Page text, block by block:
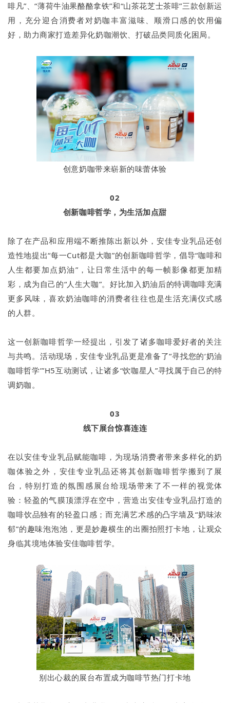
啡凡”、“薄荷牛油果酪酪拿铁”和“山茶花芝士茶啡”三款创新运
用，充分迎合消费者对奶咖丰富滋味、顺滑口感的饮用偏
好，助力商家打造差异化奶咖潮饮、打破品类同质化困局。
创意奶咖带来崭新的味蕾体验
02
创新咖啡哲学，为生活加点甜
除了在产品和应用端不断推陈出新以外，安佳专业乳品还创
造性地提出“每一Cut都是大咖”的创新咖啡哲学，倡导“咖啡和
人生都要加点奶油”，让日常生活中的每一帧影像都更加精
彩，成为自己的“人生大咖”。好比加入奶油后的特调咖啡充满
更多风味，喜欢奶油咖啡的消费者往往也是生活充满仪式感
的人群。
这一创新咖啡哲学一经提出，引发了诸多咖啡爱好者的关注
与共鸣。活动现场，安佳专业乳品更是准备了“寻找您的‘奶油
咖啡哲学’”H5互动测试，让诸多“饮咖星人”寻找属于自己的特
调奶咖。
03
线下展台惊喜连连
在以安佳专业乳品赋能咖啡，为现场消费者带来多样化的奶
咖体验之外，安佳专业乳品还将其创新咖啡哲学搬到了展
台，特别打造的氛围感展台给现场带来了不一样的视觉体
验：轻盈的气膜顶漂浮在空中，营造出安佳专业乳品打造的
咖啡饮品独有的轻盈口感；而充满艺术感的凸字墙及“奶味浓
郁”的趣味泡泡池，更是妙趣横生的出圈拍照打卡地，让观众
身临其境地体验安佳咖啡哲学。
别出心裁的展台布置成为咖啡节热门打卡地